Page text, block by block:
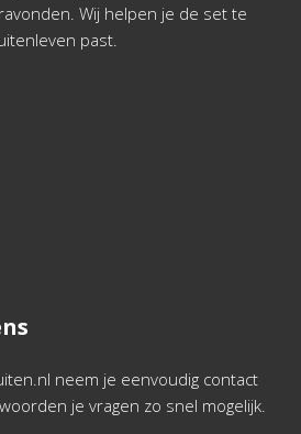
Wij helpen je de set te
past.
neem je eenvoudig contact
je vragen zo snel mogelijk.